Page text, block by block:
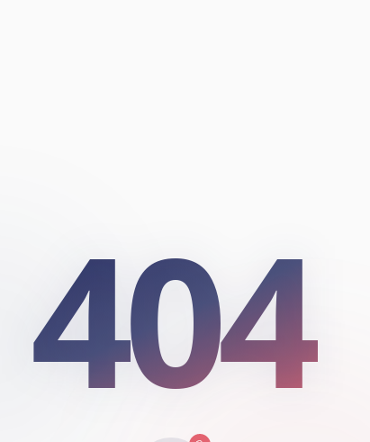
404
404